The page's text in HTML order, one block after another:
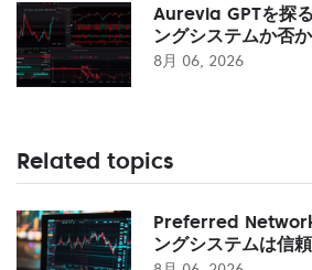
Aurevia GPTを探
ングシステムか否
8月 06, 2026
Related topics
Preferred
ングシステムは信